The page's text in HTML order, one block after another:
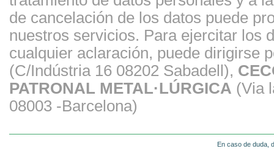
de cancelación de los datos puede
nuestros servicios. Para ejercitar los
cualquier aclaración, puede dirigirse
(C/Indústria 16 08202 Sabadell),
PATRONAL METAL·LÚRGICA (Via
08003 -Barcelona)
En caso de duda,